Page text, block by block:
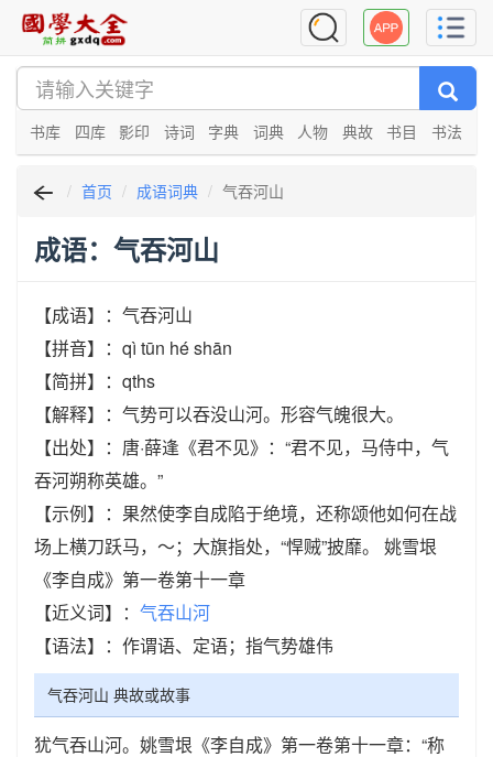
书库 四库 影印 诗词 字典 词典 人物 典故 书目 书法
首页 成语词典 气吞河山
成语：气吞河山
【成语】：气吞河山
【拼音】：qì tūn hé shān
【简拼】：qths
【解释】：气势可以吞没山河。形容气魄很大。
【出处】：唐·薛逢《君不见》：“君不见，马侍中，气
吞河朔称英雄。”
【示例】：果然使李自成陷于绝境，还称颂他如何在战
场上横刀跃马，～；大旗指处，“悍贼”披靡。 姚雪垠
《李自成》第一卷第十一章
【近义词】： 气吞山河
【语法】：作谓语、定语；指气势雄伟
气吞河山 典故或故事
犹气吞山河。姚雪垠《李自成》第一卷第十一章：“称